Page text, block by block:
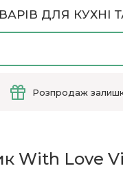
ДЛЯ КУХНІ
Розпродаж
With Love